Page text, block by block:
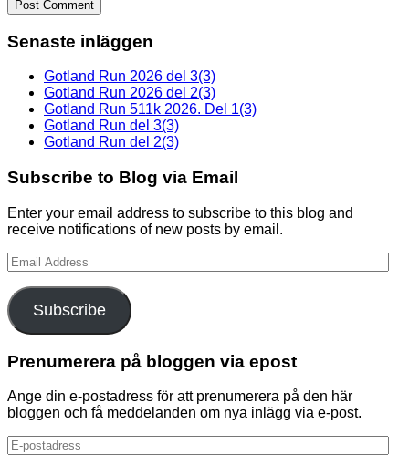
Senaste inläggen
Gotland Run 2026 del 3(3)
Gotland Run 2026 del 2(3)
Gotland Run 511k 2026. Del 1(3)
Gotland Run del 3(3)
Gotland Run del 2(3)
Subscribe to Blog via Email
Enter your email address to subscribe to this blog and
receive notifications of new posts by email.
Email
Address
Subscribe
Prenumerera på bloggen via epost
Ange din e-postadress för att prenumerera på den här
bloggen och få meddelanden om nya inlägg via e-post.
E-